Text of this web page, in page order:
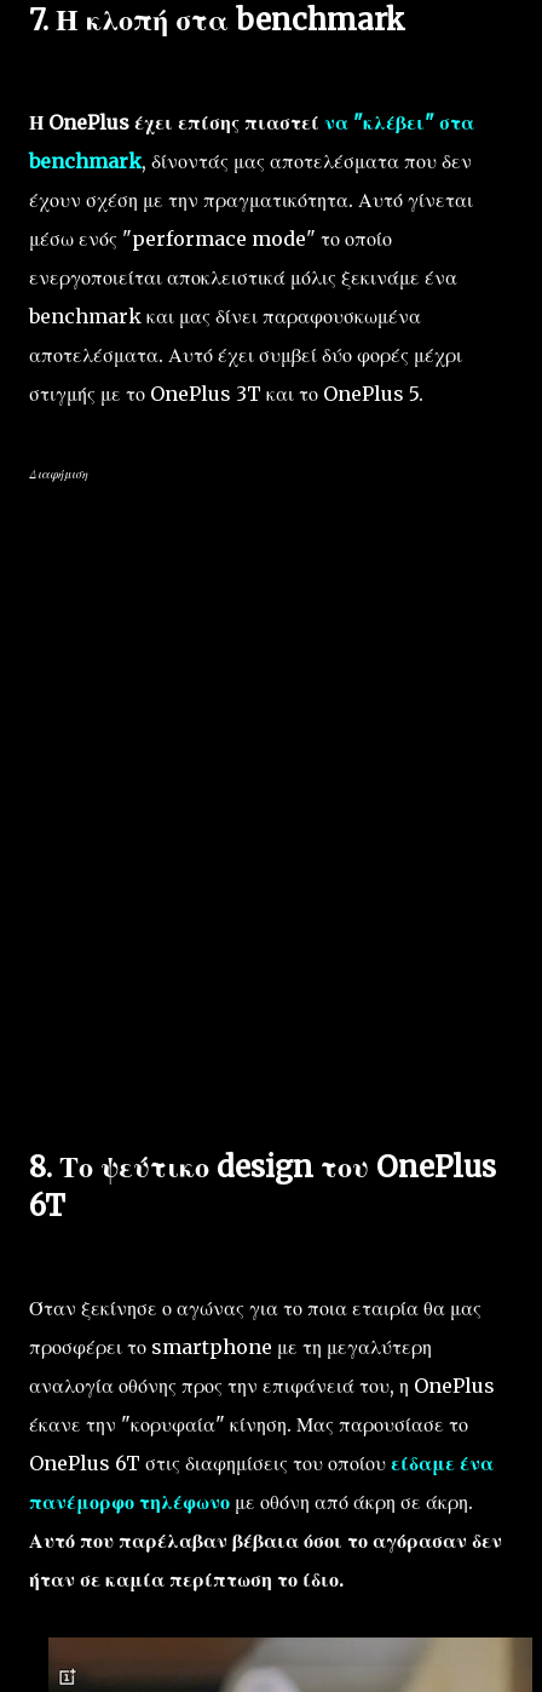
7. Η κλοπή στα benchmark
Η OnePlus έχει επίσης πιαστεί να "κλέβει" στα
benchmark, δίνοντάς μας αποτελέσματα που δεν
έχουν σχέση με την πραγματικότητα. Αυτό γίνεται
μέσω ενός "performace mode" το οποίο
ενεργοποιείται αποκλειστικά μόλις ξεκινάμε ένα
benchmark και μας δίνει παραφουσκωμένα
αποτελέσματα. Αυτό έχει συμβεί δύο φορές μέχρι
στιγμής με το OnePlus 3T και το OnePlus 5.
Διαφήμιση
8. Το ψεύτικο design του OnePlus
6T
Όταν ξεκίνησε ο αγώνας για το ποια εταιρία θα μας
προσφέρει το smartphone με τη μεγαλύτερη
αναλογία οθόνης προς την επιφάνειά του, η OnePlus
έκανε την "κορυφαία" κίνηση. Μας παρουσίασε το
OnePlus 6T στις διαφημίσεις του οποίου είδαμε ένα
πανέμορφο τηλέφωνο με οθόνη από άκρη σε άκρη.
Αυτό που παρέλαβαν βέβαια όσοι το αγόρασαν δεν
ήταν σε καμία περίπτωση το ίδιο.